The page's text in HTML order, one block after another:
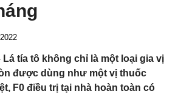
Lá tía tô không chỉ là một loại gia vị
được dùng như một vị thuốc
F0 điều trị tại nhà hoàn toàn có